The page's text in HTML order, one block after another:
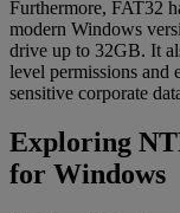
Furthermore, FAT32
modern Windows
drive up to 32GB. It
level permissions and
sensitive corporate
Exploring
for Windows